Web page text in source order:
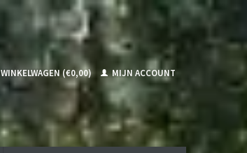
WINKELWAGEN (€0,00) MIJN ACCOUNT